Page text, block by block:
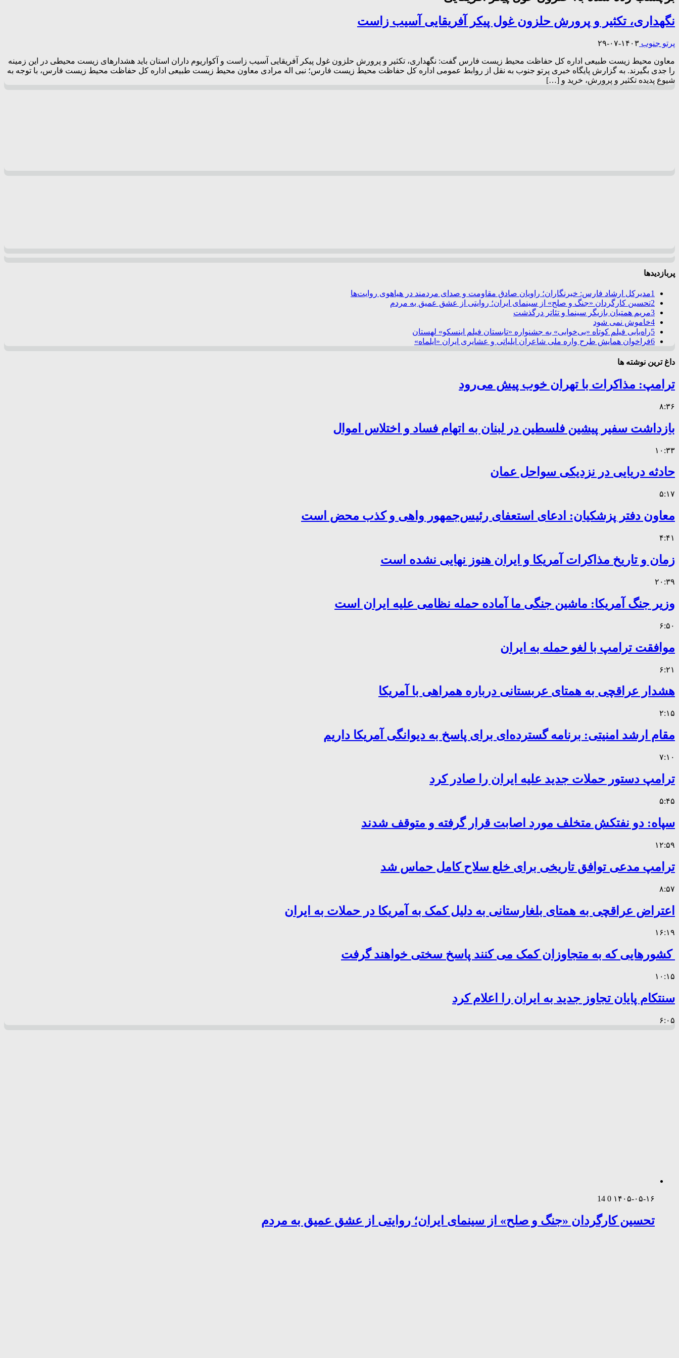
نگهداری، تکثیر و پرورش حلزون غول پیکر آفریقایی آسیب زاست
پرتو جنوب ۱۴۰۳-۰۷-۲۹
معاون محیط زیست طبیعی اداره کل حفاظت محیط زیست فارس گفت: نگهداری، تکثیر و پرورش حلزون غول پیکر آفریقایی آسیب زاست و آکواریوم داران استان باید هشدار‌های زیست محیطی در این زمینه
را جدی بگیرند. به گزارش پایگاه خبری پرتو جنوب به نقل از روابط عمومی اداره کل حفاظت محیط زیست فارس؛ نبی اله مرادی معاون محیط زیست طبیعی اداره کل حفاظت محیط زیست فارس، با توجه به
شیوع پدیده تکثیر و پرورش، خرید و […]
پربازدیدها
1مدیرکل ارشاد فارس: خبرنگاران؛ راویان صادق مقاومت و صدای مردمند در هیاهوی روایت‌ها
2تحسین کارگردان «جنگ و صلح» از سینمای ایران؛ روایتی از عشق عمیق به مردم
3مریم همتیان بازیگر سینما و تئاتر درگذشت
4خاموش نمی شود
5راه‌یابی فیلم کوتاه «بی‌خوابی» به جشنواره «تابستان فیلم اینسکو» لهستان
6فراخوان همایش طرح واره ملی شاعران ایلیاتی و عشایری ایران «ایلماه»
داغ ترین نوشته ها
ترامپ: مذاکرات با تهران خوب پیش می‌رود
۸:۳۶
بازداشت سفیر پیشین فلسطین در لبنان به اتهام فساد و اختلاس اموال
۱۰:۳۳
حادثه دریایی در نزدیکی سواحل عمان
۵:۱۷
معاون دفتر پزشکیان: ادعای استعفای رئیس‌جمهور واهی و کذب محض است
۴:۴۱
زمان و تاریخ مذاکرات آمریکا و ایران هنوز نهایی نشده است
۲۰:۳۹
وزیر جنگ آمریکا: ماشین جنگی ما آماده حمله نظامی علیه ایران است
۶:۵۰
موافقت ترامپ با لغو حمله به ایران
۶:۲۱
هشدار عراقچی به همتای عربستانی درباره همراهی با آمریکا
۲:۱۵
مقام ارشد امنیتی: برنامه گسترده‌ای برای پاسخ به دیوانگی آمریکا داریم
۷:۱۰
ترامپ دستور حملات جدید علیه ایران را صادر کرد
۵:۴۵
سپاه: دو نفتکش متخلف مورد اصابت قرار گرفته و متوقف شدند
۱۲:۵۹
ترامپ مدعی توافق تاریخی برای خلع سلاح کامل حماس شد
۸:۵۷
اعتراض عراقچی به همتای بلغارستانی به دلیل کمک به آمریکا در حملات به ایران
۱۶:۱۹
کشورهایی که به متجاوزان کمک می کنند پاسخ سختی خواهند گرفت
۱۰:۱۵
سنتکام پایان تجاوز جدید به ایران را اعلام کرد
۶:۰۵
۱۴۰۵-۰۵-۱۶ 0
14
تحسین کارگردان «جنگ و صلح» از سینمای ایران؛ روایتی از عشق عمیق به مردم